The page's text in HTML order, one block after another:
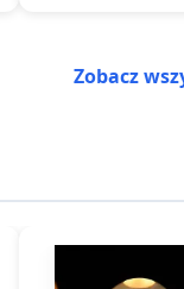
Zobacz